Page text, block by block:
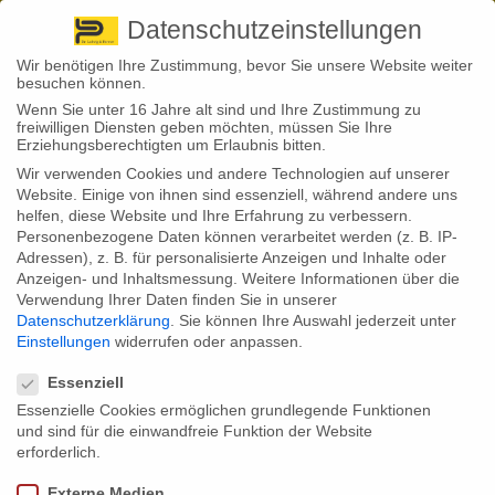
+ 49 3501 528571 |
Back to News
26
Mai
Stephan Fröhlich
Dieselgate: BGH fällt verbraucherfreundliches Urteil
Ein wegweisendes Urteil des Bundesgerichtshofes gibt Autokäufern
einem anderen Autobauer getäuscht sahen. Demnach wurde der
Autobauer dazu verurteilt, dass klagende Käufer ihr Auto
zurückgeben und das Geld dafür einfordern können: Wenn auch
unter Anrechnung der gefahrenen Kilometer. Noch immer sind mehr
als 60.000 Klagen gegen die Autohersteller anhängig.
Wenn Verbraucher einen Diesel von Volkswagen bzw. einer
Datenschutzeinstellungen
Wir benötigen Ihre Zustimmung, bevor Sie unsere Website weiter
besuchen können.
Wenn Sie unter 16 Jahre alt sind und Ihre Zustimmung zu
freiwilligen Diensten geben möchten, müssen Sie Ihre
Erziehungsberechtigten um Erlaubnis bitten.
Wir verwenden Cookies und andere Technologien auf unserer
Website. Einige von ihnen sind essenziell, während andere uns
helfen, diese Website und Ihre Erfahrung zu verbessern.
Personenbezogene Daten können verarbeitet werden (z. B. IP-
Adressen), z. B. für personalisierte Anzeigen und Inhalte oder
Anzeigen- und Inhaltsmessung. Weitere Informationen über die
Verwendung Ihrer Daten finden Sie in unserer
Datenschutzerklärung
Sie können Ihre Auswahl jederzeit unter
Einstellungen widerrufen oder anpassen.
Essenziell
Essenzielle Cookies ermöglichen grundlegende Funktionen
und sind für die einwandfreie Funktion der Website
erforderlich.